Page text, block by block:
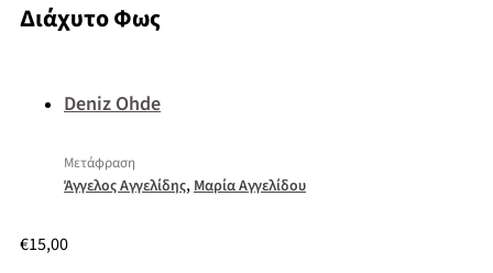
Διάχυτο Φως
Deniz Ohde
Μετάφραση
Άγγελος Αγγελίδης,Μαρία Αγγελίδου
€15,00